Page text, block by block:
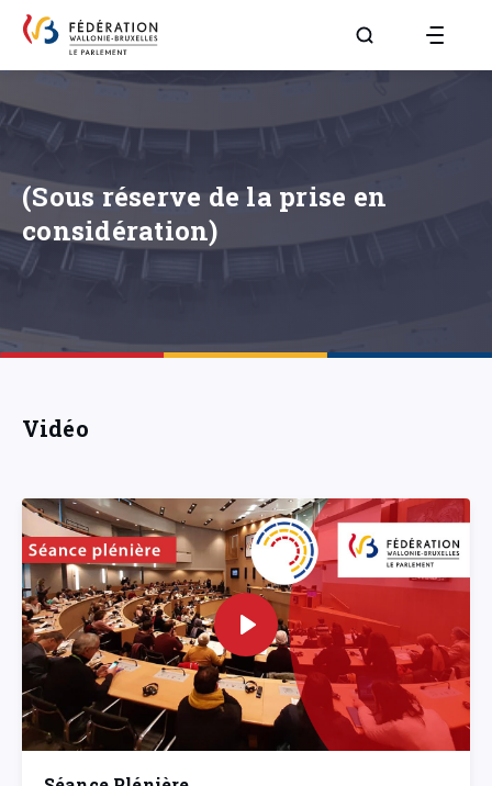
Aller à la page
(Sous réserve de la prise en
considération)
Vidéo